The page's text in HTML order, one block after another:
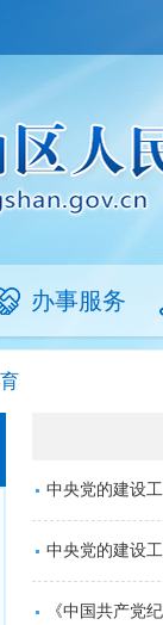
办事服务
中央党的建设
中央党的建设
《中国共产党